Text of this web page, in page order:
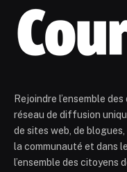
Rejoindre l’ensemble
réseau de diffusion
de sites web, de
la communauté et dans
l’ensemble des citoyens